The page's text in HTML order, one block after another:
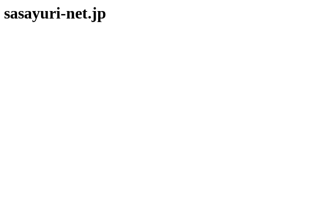
sasayuri-net.jp